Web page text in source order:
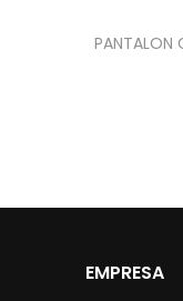
PANTALON
EMPRESA